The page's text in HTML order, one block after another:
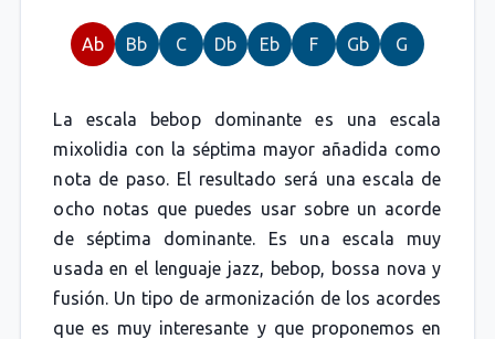
Ab Bb C Db Eb F Gb G
La escala bebop dominante es una escala
mixolidia con la séptima mayor añadida como
nota de paso. El resultado será una escala de
ocho notas que puedes usar sobre un acorde
de séptima dominante. Es una escala muy
usada en el lenguaje jazz, bebop, bossa nova y
fusión. Un tipo de armonización de los acordes
que es muy interesante y que proponemos en